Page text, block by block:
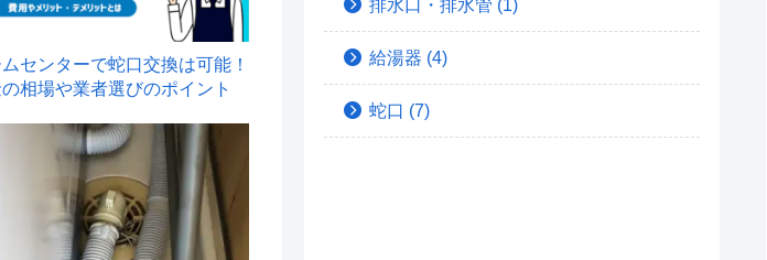
センターで蛇口交換は可能！
相場や業者選びのポイント
排水口・排水管 (1)
給湯器 (4)
蛇口 (7)